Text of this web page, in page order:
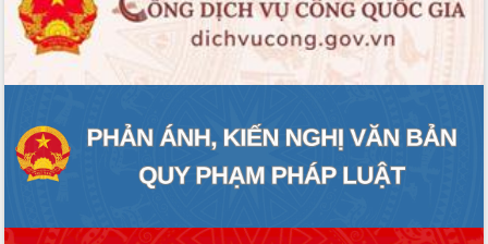
Xây dựng nền hành chính số đồng
hành cùng nông dân dân, doanh nghiệp
Giai đoạn 2026-2030, Đắk Lắk phấn
đấu có 77% xã đạt chuẩn nông thôn
Chuyển đổi số 'mở đường' cho nông
nghiệp Đắk Lắk tăng trưởng bứt phá
Triển khai đồng bộ đo đạc, lập hồ sơ
đai